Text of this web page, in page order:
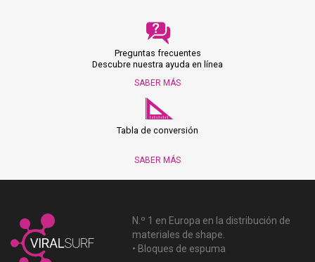
Preguntas frecuentes
Descubre nuestra ayuda en línea
SABER MÁS
Tabla de conversión
SABER MÁS
N.º 1 en Europa en la distribución de
materiales de shape.
• Bloques de espuma